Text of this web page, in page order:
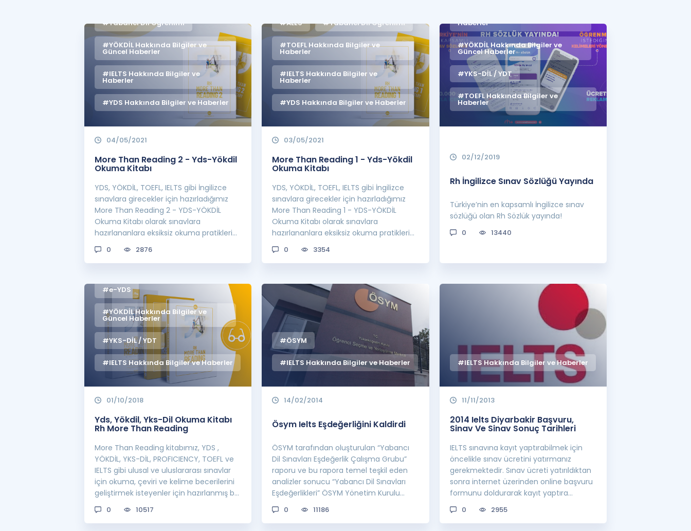
Eğitim ve Kitaplara Özel Fırsatlar
Blog
YDS - YÖKDİL Tüm Sınavlarla İlgili Haberler
İngilizce Gramer
İngilizce Gramer ve Konu Anlatımı
#Yabancı Dil Öğrenimi
#YÖKDİL Hakkında Bilgiler ve
Güncel Haberler
#IELTS Hakkında Bilgiler ve
Haberler
#YDS Hakkında Bilgiler ve Haberler
04/05/2021
More Than Reading 2 - Yds-Yökdil
Okuma Kitabı
YDS, YÖKDİL, TOEFL, IELTS gibi İngilizce
sınavlara girecekler için hazırladığımız
More Than Reading 2 - YDS-YÖKDİL
Okuma Kitabı olarak sınavlara
hazırlananlara eksiksiz okuma pratikleri
sağlayacak öze...
0 2876
#ALES #Yabancı Dil Öğrenimi
#TOEFL Hakkında Bilgiler ve
Haberler
#IELTS Hakkında Bilgiler ve
Haberler
#YDS Hakkında Bilgiler ve Haberler
03/05/2021
More Than Reading 1 - Yds-Yökdil
Okuma Kitabı
YDS, YÖKDİL, TOEFL, IELTS gibi İngilizce
sınavlara girecekler için hazırladığımız
More Than Reading 1 - YDS-YÖKDİL
Okuma Kitabı olarak sınavlara
hazırlananlara eksiksiz okuma pratikleri
sağlayacak öze...
0 3354
Haberler
#YÖKDİL Hakkında Bilgiler ve
Güncel Haberler
#YKS-DİL / YDT
#TOEFL Hakkında Bilgiler ve
Haberler
02/12/2019
Rh İngilizce Sınav Sözlüğü Yayında
Türkiye’nin en kapsamlı İngilizce sınav
sözlüğü olan Rh Sözlük yayında!
0 13440
#TOEFL Hakkında Bilgiler ve
Haberler
#YDS Hakkında Bilgiler ve
#e-YDS
#YÖKDİL Hakkında Bilgiler ve
Güncel Haberler
#YKS-DİL / YDT
#IELTS Hakkında Bilgiler ve Haberler
01/10/2018
Yds, Yökdil, Yks-Dil Okuma Kitabı
Rh More Than Reading
More Than Reading kitabımız, YDS ,
YÖKDİL, YKS-DİL, PROFICIENCY, TOEFL ve
IELTS gibi ulusal ve uluslararası sınavlar
için okuma, çeviri ve kelime becerilerini
geliştirmek isteyenler için hazırlanmış b...
0 10517
#ÖSYM
#IELTS Hakkında Bilgiler ve Haberler
14/02/2014
Ösym Ielts Eşdeğerliğini Kaldirdi
ÖSYM tarafından oluşturulan “Yabancı
Dil Sınavları Eşdeğerlik Çalışma Grubu”
raporu ve bu rapora temel teşkil eden
analizler sonucu “Yabancı Dil Sınavları
Eşdeğerlikleri” ÖSYM Yönetim Kurulu
tarafında...
0 11186
#IELTS Hakkında Bilgiler ve Haberler
11/11/2013
2014 Ielts Diyarbakir Başvuru,
Sinav Ve Sinav Sonuç Tarihleri
IELTS sınavına kayıt yaptırabilmek için
öncelikle sınav ücretini yatırmanız
gerekmektedir. Sınav ücreti yatırıldıktan
sonra internet üzerinden online başvuru
formunu doldurarak kayıt yaptıra
bilirsini...
0 2955